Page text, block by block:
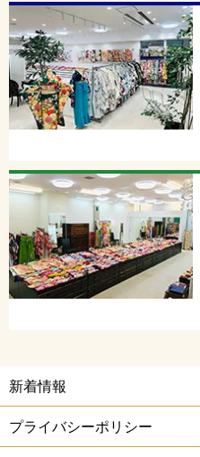
新着情報
プライバシーポリシー